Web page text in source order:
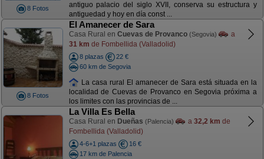
8 Fotos
antiguo palacio del siglo XVII, conserva su estructura y
antiguedad y hoy en día const ...
8 Fotos
El Amanecer de Sara
Casa Rural en Cuevas de Provanco (Segovia)
a
31 km de Fombellida (Valladolid)
8 plazas
22 €
60 km de Segovia
La casa rural El amanecer de Sara está situada en la
localidad de Cuevas de Provanco en Segovia próxima a
los limites con las provincias de ...
La Villa Es Bella
Casa Rural en Dueñas (Palencia) a 32,2 km de
Fombellida (Valladolid)
4-6+1 plazas
16 €
17 km de Palencia